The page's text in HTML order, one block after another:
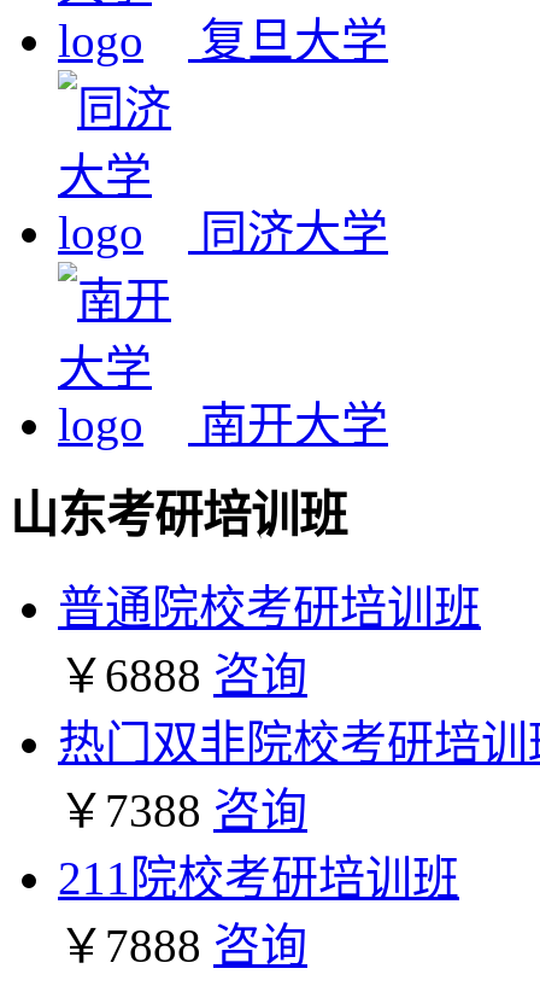
复旦大学
同济大学
南开大学
山东考研培训班
普通院校考研培训班
￥6888 咨询
热门双非院校考研培训
￥7388 咨询
211院校考研培训班
￥7888 咨询